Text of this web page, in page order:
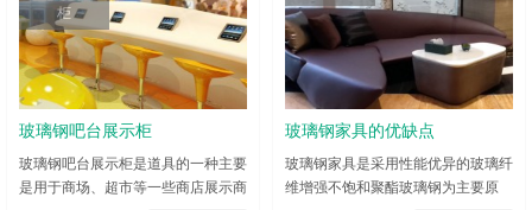
柜
玻璃钢吧台展示柜
玻璃钢吧台展示柜是道具的一种主要
是用于商场、超市等一些商店展示商
玻璃钢家具的优缺点
玻璃钢家具是采用性能优异的玻璃纤
维增强不饱和聚酯玻璃钢为主要原